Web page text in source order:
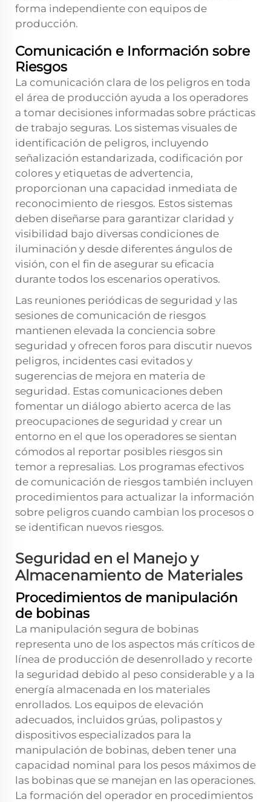
forma independiente con equipos de
producción.
Comunicación e Información sobre
Riesgos
La comunicación clara de los peligros en toda
el área de producción ayuda a los operadores
a tomar decisiones informadas sobre prácticas
de trabajo seguras. Los sistemas visuales de
identificación de peligros, incluyendo
señalización estandarizada, codificación por
colores y etiquetas de advertencia,
proporcionan una capacidad inmediata de
reconocimiento de riesgos. Estos sistemas
deben diseñarse para garantizar claridad y
visibilidad bajo diversas condiciones de
iluminación y desde diferentes ángulos de
visión, con el fin de asegurar su eficacia
durante todos los escenarios operativos.
Las reuniones periódicas de seguridad y las
sesiones de comunicación de riesgos
mantienen elevada la conciencia sobre
seguridad y ofrecen foros para discutir nuevos
peligros, incidentes casi evitados y
sugerencias de mejora en materia de
seguridad. Estas comunicaciones deben
fomentar un diálogo abierto acerca de las
preocupaciones de seguridad y crear un
entorno en el que los operadores se sientan
cómodos al reportar posibles riesgos sin
temor a represalias. Los programas efectivos
de comunicación de riesgos también incluyen
procedimientos para actualizar la información
sobre peligros cuando cambian los procesos o
se identifican nuevos riesgos.
Seguridad en el Manejo y
Almacenamiento de Materiales
Procedimientos de manipulación
de bobinas
La manipulación segura de bobinas
representa uno de los aspectos más críticos de
línea de producción de desenrollado y recorte
la seguridad debido al peso considerable y a la
energía almacenada en los materiales
enrollados. Los equipos de elevación
adecuados, incluidos grúas, polipastos y
dispositivos especializados para la
manipulación de bobinas, deben tener una
capacidad nominal para los pesos máximos de
las bobinas que se manejan en las operaciones.
La formación del operador en procedimientos